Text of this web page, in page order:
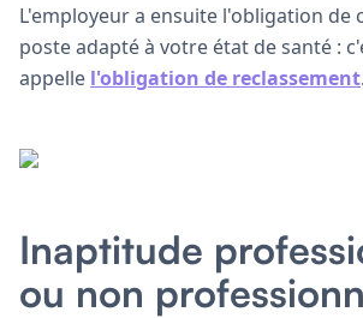
L'employeur a ensuite l'obligation de
poste adapté à votre état de santé :
appelle l'obligation de reclassement.
Inaptitude
ou non